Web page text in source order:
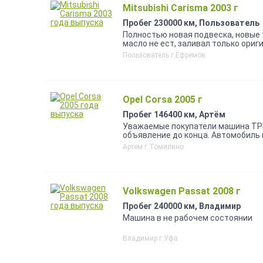
Mitsubishi Carisma 2003 г
Пробег 230000 км, Пользователь
Полностью новая подвеска, новые
масло не ест, заливал только
сигнализация, кнопка старт-стоп,
Пользователь г.Ефремов
Opel Corsa 2005 г
Пробег 146400 км, Артём
Уважаемые покупатели машина
объявление до конца. Автомобиль
время владения заменил: колодки
вместе со ступичными
замена водостока (жабо), задняя
заднего вида. Новые колесные
аккумулятор Bosch. Сразу после
отделением и ремнями
30). После покупки и приходом
прокладок) в 4 цилиндре
Артём г.Томилино
Volkswagen Passat 2008 г
Пробег 240000 км, Владимир
Машина в не рабочем состоянии
Владимир г.Уфа